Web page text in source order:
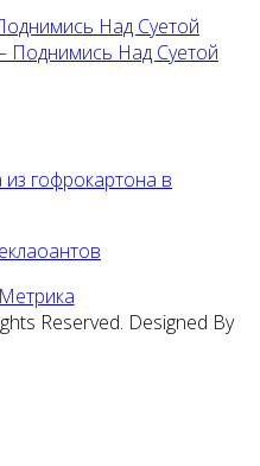
Над Суетой
гофрокартона в
Reserved. Designed By